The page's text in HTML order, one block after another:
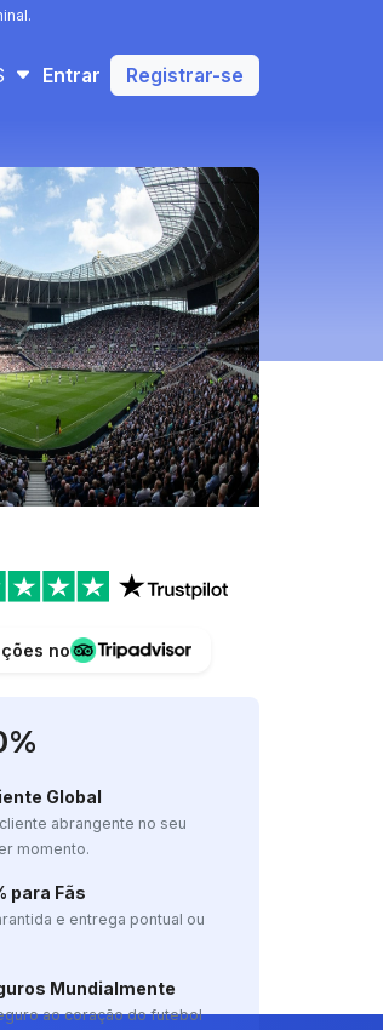
Entrar Registrar-se
no
Global
abrangente no seu
momento.
para Fãs
e entrega pontual ou
Mundialmente
ao coração do futebol